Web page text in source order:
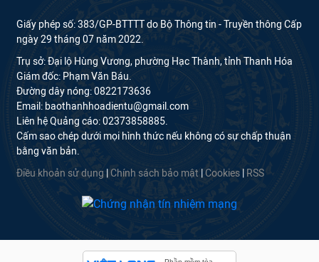
Giấy phép số: 383/GP-BTTTT do Bộ Thông tin - Truyền thông Cấp
ngày 29 tháng 07 năm 2022.
Trụ sở: Đại lộ Hùng Vương, phường Hạc Thành, tỉnh Thanh Hóa
Giám đốc: Phạm Văn Báu.
Đường dây nóng: 0822173636
Email: baothanhhoadientu@gmail.com
Liên hệ Quảng cáo: 02373858885.
Cấm sao chép dưới mọi hình thức nếu không có sự chấp thuận
bằng văn bản.
Điều khoản sử dụng Chính sách bảo mật Cookies RSS